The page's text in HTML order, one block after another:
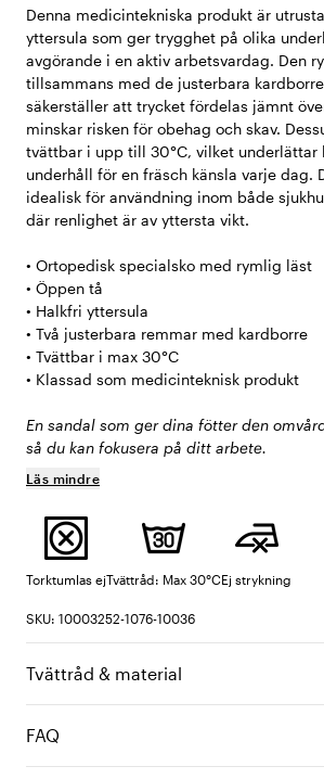
Denna medicintekniska produkt är
yttersula som ger trygghet på olika
avgörande i en aktiv arbetsvardag. Den
tillsammans med de justerbara
säkerställer att trycket fördelas jämnt
minskar risken för obehag och skav.
tvättbar i upp till 30°C, vilket underlättar
underhåll för en fräsch känsla varje dag.
idealisk för användning inom både
där renlighet är av yttersta vikt.
• Ortopedisk specialsko med rymlig läst
• Öppen tå
• Halkfri yttersula
• Två justerbara remmar med kardborre
• Tvättbar i max 30°C
• Klassad som medicinteknisk produkt
En sandal som ger dina fötter den
så du kan fokusera på ditt arbete.
Läs mindre
Torktumlas ejTvättråd: Max 30°CEj strykning
SKU: 10003252-1076-10036
Tvättråd & material
FAQ